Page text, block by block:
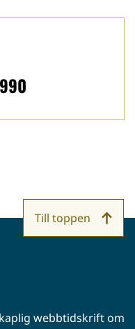
webbtidskrift om
Till toppen